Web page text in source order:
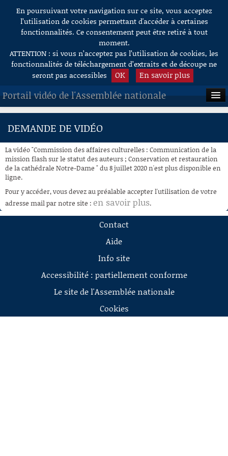
Aller au contenu
En poursuivant votre navigation sur ce site, vous acceptez
l’utilisation de cookies permettant d'accéder à certaines
fonctionnalités. Ce consentement peut être retiré à tout
moment.
ATTENTION : si vous n’acceptez pas l’utilisation de cookies, les
fonctionnalités de téléchargement d’extraits et de découpe ne
seront pas accessibles
OK En savoir plus
Portail vidéo de l'Assemblée nationale
ACCUEIL
À LA DEMANDE
RECHERCHE
AIDE À LA DÉCOUPE
DE VIDÉOS
DEMANDE DE VIDÉO
La vidéo "Commission des affaires culturelles : Communication de la
mission flash sur le statut des auteurs ; Conservation et restauration
de la cathédrale Notre-Dame " du 8 juillet 2020 n'est plus disponible en
ligne.
Pour y accéder, vous devez au préalable accepter l'utilisation de votre
adresse mail par notre site : en savoir plus.
Contact
Aide
Info site
Accessibilité : partiellement conforme
Le site de l'Assemblée nationale
Cookies